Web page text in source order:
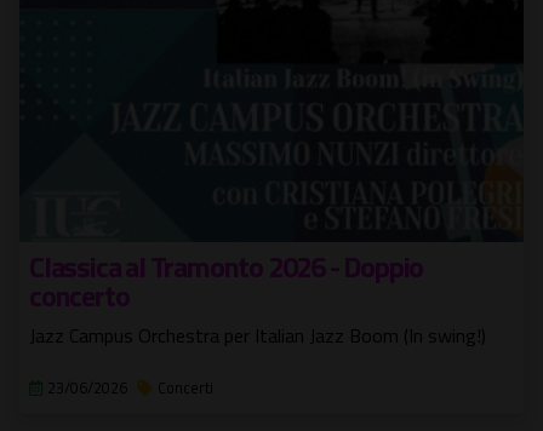
Classica al Tramonto 2026 - Doppio
concerto
Jazz Campus Orchestra per Italian Jazz Boom (In swing!)
23/06/2026 Concerti